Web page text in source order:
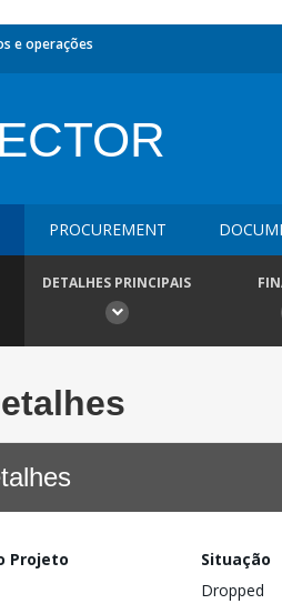
e operações
PROCUREMENT
DETALHES PRINCIPAIS
Projeto
Situação
Dropped